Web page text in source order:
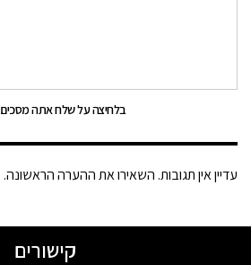
בלחיצה על שלח אתה מסכים
עדיין אין תגובות. השאירו את ההערה הראשונה.
קישורים